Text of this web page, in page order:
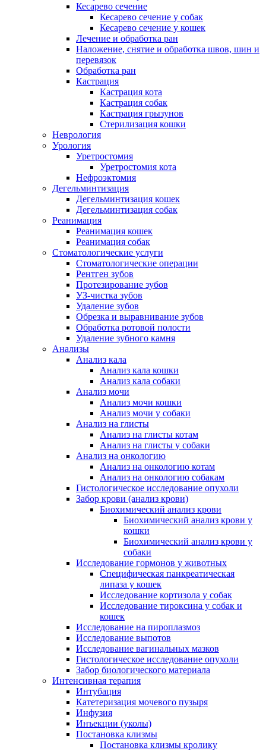
Кесарево сечение
Кесарево сечение у собак
Кесарево сечение у кошек
Лечение и обработка ран
Наложение, снятие и обработка швов, шин и
перевязок
Обработка ран
Кастрация
Кастрация кота
Кастрация собак
Кастрация грызунов
Стерилизация кошки
Неврология
Урология
Уретростомия
Уретростомия кота
Нефроэктомия
Дегельминтизация
Дегельминтизация кошек
Дегельминтизация собак
Реанимация
Реанимация кошек
Реанимация собак
Стоматологические услуги
Стоматологические операции
Рентген зубов
Протезирование зубов
УЗ-чистка зубов
Удаление зубов
Обрезка и выравнивание зубов
Обработка ротовой полости
Удаление зубного камня
Анализы
Анализ кала
Анализ кала кошки
Анализ кала собаки
Анализ мочи
Анализ мочи кошки
Анализ мочи у собаки
Анализ на глисты
Анализ на глисты котам
Анализ на глисты у собаки
Анализ на онкологию
Анализ на онкологию котам
Анализ на онкологию собакам
Гистологическое исследование опухоли
Забор крови (анализ крови)
Биохимический анализ крови
Биохимический анализ крови у
кошки
Биохимический анализ крови у
собаки
Исследование гормонов у животных
Специфическая панкреатическая
липаза у кошек
Исследование кортизола у собак
Исследование тироксина у собак и
кошек
Исследование на пироплазмоз
Исследование выпотов
Исследование вагинальных мазков
Гистологическое исследование опухоли
Забор биологического материала
Интенсивная терапия
Интубация
Катетеризация мочевого пузыря
Инфузия
Инъекции (уколы)
Постановка клизмы
Постановка клизмы кролику